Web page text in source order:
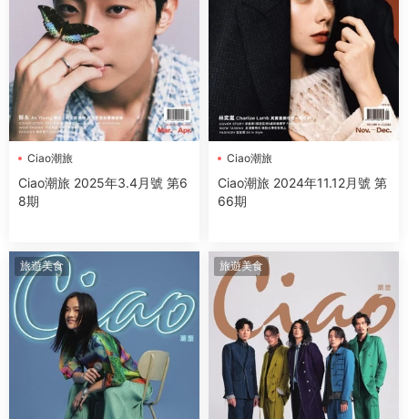
Ciao潮旅
Ciao潮旅 2025年3.4月號 第6
8期
Ciao潮旅
Ciao潮旅 2024年11.12月號 第
66期
旅遊美食 旅遊美食